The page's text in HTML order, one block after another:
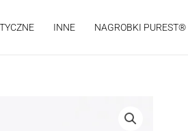
INNE NAGROBKI PUREST®